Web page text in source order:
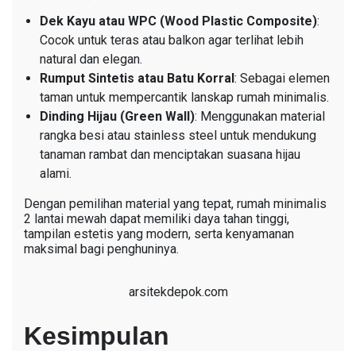
Dek Kayu atau WPC (Wood Plastic Composite):
Cocok untuk teras atau balkon agar terlihat lebih
natural dan elegan.
Rumput Sintetis atau Batu Korral: Sebagai elemen
taman untuk mempercantik lanskap rumah minimalis.
Dinding Hijau (Green Wall): Menggunakan material
rangka besi atau stainless steel untuk mendukung
tanaman rambat dan menciptakan suasana hijau
alami.
Dengan pemilihan material yang tepat, rumah minimalis
2 lantai mewah dapat memiliki daya tahan tinggi,
tampilan estetis yang modern, serta kenyamanan
maksimal bagi penghuninya.
arsitekdepok.com
Kesimpulan